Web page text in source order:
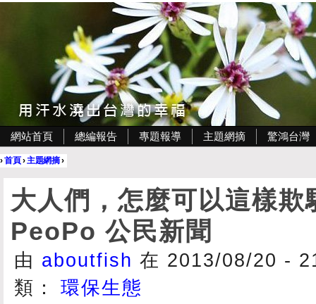
網站首頁 總編報告 專題報導 主題網摘 驚鴻台灣
›首頁›主題網摘›
大人們，怎麼可以這樣
PeoPo 公民新聞
由 aboutfish 在 2013/08/20 -
類：
環保生態